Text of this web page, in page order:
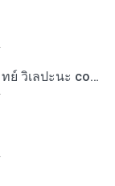
(เนื้อเพลง) MOVE ON - ปราโมทย์ วิเลปะนะ cover by Aoy Amornphat